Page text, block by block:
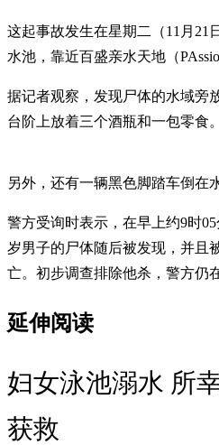
这起事故发生在星期二（11月21
水池，靠近百盛亲水天地（
据记者观察，发现尸体的水域旁
台阶上放着三个酒瓶和一包零食。
另外，还有一辆黑色脚踏车倒在
警方受询时表示，在早上约9时
岁男子的尸体随后被发现，并且
亡。初步调查排除他杀，警方仍
延伸阅读
妇女泳池溺水 所
获救